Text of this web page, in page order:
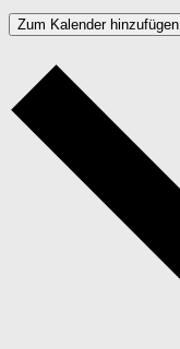
Zum Kalender hinzufügen